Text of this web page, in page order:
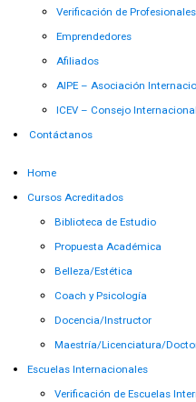
Verificación de Profesionales
Emprendedores
Afiliados
AIPE – Asociación
ICEV – Consejo
Contáctanos
Home
Cursos Acreditados
Biblioteca de Estudio
Propuesta Académica
Belleza/Estética
Coach y Psicología
Docencia/Instructor
Maestría/Licenciatura/
Escuelas Internacionales
Verificación de Escuelas